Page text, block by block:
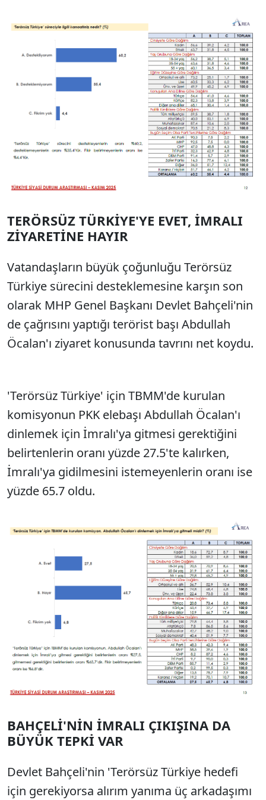
TERÖRSÜZ TÜRKİYE'YE EVET, İMRALI
ZİYARETİNE HAYIR
Vatandaşların büyük çoğunluğu Terörsüz
Türkiye sürecini desteklemesine karşın son
olarak MHP Genel Başkanı Devlet Bahçeli'nin
de çağrısını yaptığı terörist başı Abdullah
Öcalan'ı ziyaret konusunda tavrını net koydu.
'Terörsüz Türkiye' için TBMM'de kurulan
komisyonun PKK elebaşı Abdullah Öcalan'ı
dinlemek için İmralı'ya gitmesi gerektiğini
belirtenlerin oranı yüzde 27.5'te kalırken,
İmralı'ya gidilmesini istemeyenlerin oranı ise
yüzde 65.7 oldu.
BAHÇELİ'NİN İMRALI ÇIKIŞINA DA
BÜYÜK TEPKİ VAR
Devlet Bahçeli'nin 'Terörsüz Türkiye hedefi
için gerekiyorsa alırım yanıma üç arkadaşımı